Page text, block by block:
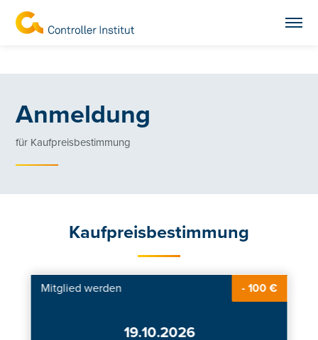
Anmeldung
für Kaufpreisbestimmung
Kaufpreisbestimmung
Mitglied werden - 100 €
19.10.2026